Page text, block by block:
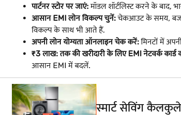
पार्टनर स्टोर पर जाएं:मॉडल शॉर्टलिस्ट करने के बाद,
आसान EMI लोन विकल्प चुनें:चेकआउट के समय,
विकल्प के साथ भी आते हैं.
अपनी लोन योग्यता ऑनलाइन चेक करें:मिनटों में
₹3 लाख: तक की खरीदारी के लिए EMI नेटवर्क कार्ड
आसान EMI में बदलें.
स्मार्ट सेविंग